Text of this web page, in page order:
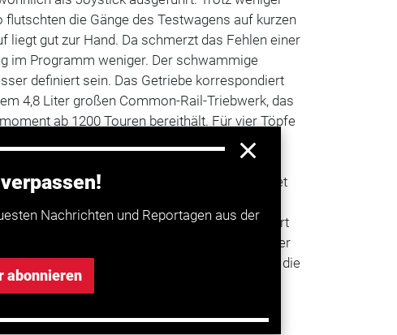
Nachrichten und Reportagen aus der
abonnieren
die Gänge des Testwagens auf kurzen
liegt gut zur Hand. Da schmerzt das Fehlen einer
im Programm weniger. Der schwammige
definiert sein. Das Getriebe korrespondiert
4,8 Liter großen Common-Rail-Triebwerk, das
ab 1200 Touren bereithält. Für vier Töpfe
kräftig an, der 16-Ventiler hängt gut am Gas
ordentlich an. Nur an Steigungen fehlt der
über Drehzahl bei der Musik. Subjektiv arbeitet
attraktivem, dezent-kraftvollem Klang, in
Leise, aber auch enttäuschend schwach agiert
einstufige Motorbremse (Option). Wer
den teuren Retarder erwägen. Dafür ist auf die
in ihrer Klasse Maßstäbe setzen. Die vom
gesteuert mit Luft versorgten Verzögerer
stets standhaft. Zur Not greift ein